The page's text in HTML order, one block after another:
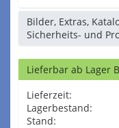
Bilder, Extras,
Sicherheits- und
Lieferbar ab Lager B
Lieferzeit:
Lagerbestand:
Stand: